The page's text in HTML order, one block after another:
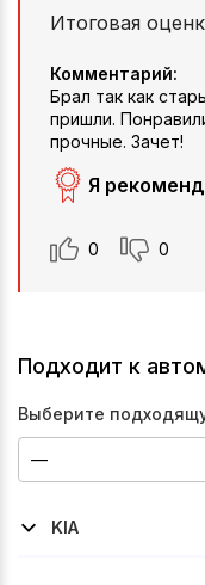
Итоговая
Комментарий:
Брал так как
пришли.
прочные. Зачет!
Я
0 0
Подходит к
Выберите
KIA